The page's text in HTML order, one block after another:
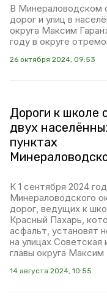
В Минераловодском
дорог и улиц в
округа Максим
году в округе
26 октября 2024, 09:53
Дороги к школе
двух
пунктах
К 1 сентября 2024
Минераловодского
дорог, ведущих к
Красный Пахарь,
асфальт, установят
на улицах
главы округа Максим
14 августа 2024, 10:55